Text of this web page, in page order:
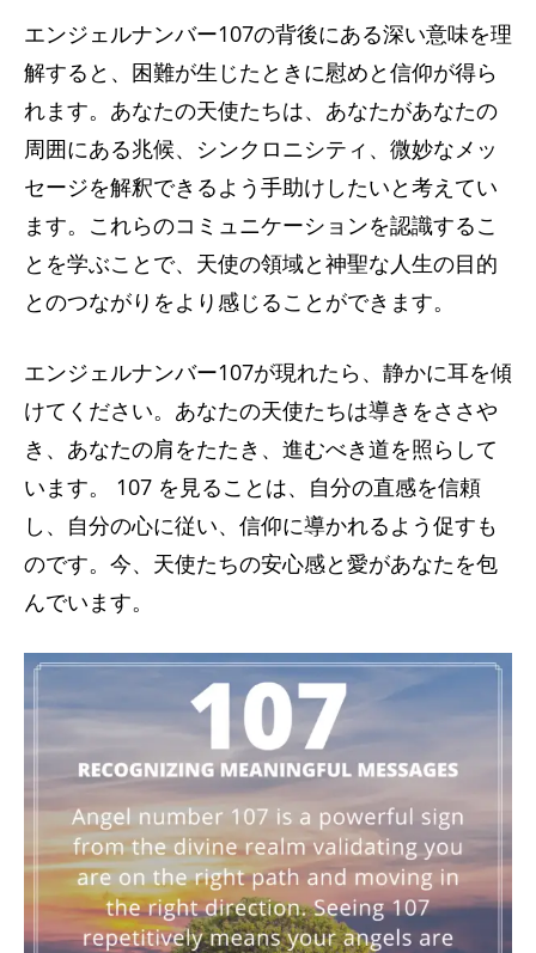
エンジェルナンバー107の背後にある深い意味を理
解すると、困難が生じたときに慰めと信仰が得ら
れます。あなたの天使たちは、あなたがあなたの
周囲にある兆候、シンクロニシティ、微妙なメッ
セージを解釈できるよう手助けしたいと考えてい
ます。これらのコミュニケーションを認識するこ
とを学ぶことで、天使の領域と神聖な人生の目的
とのつながりをより感じることができます。
エンジェルナンバー107が現れたら、静かに耳を傾
けてください。あなたの天使たちは導きをささや
き、あなたの肩をたたき、進むべき道を照らして
います。 107 を見ることは、自分の直感を信頼
し、自分の心に従い、信仰に導かれるよう促すも
のです。今、天使たちの安心感と愛があなたを包
んでいます。